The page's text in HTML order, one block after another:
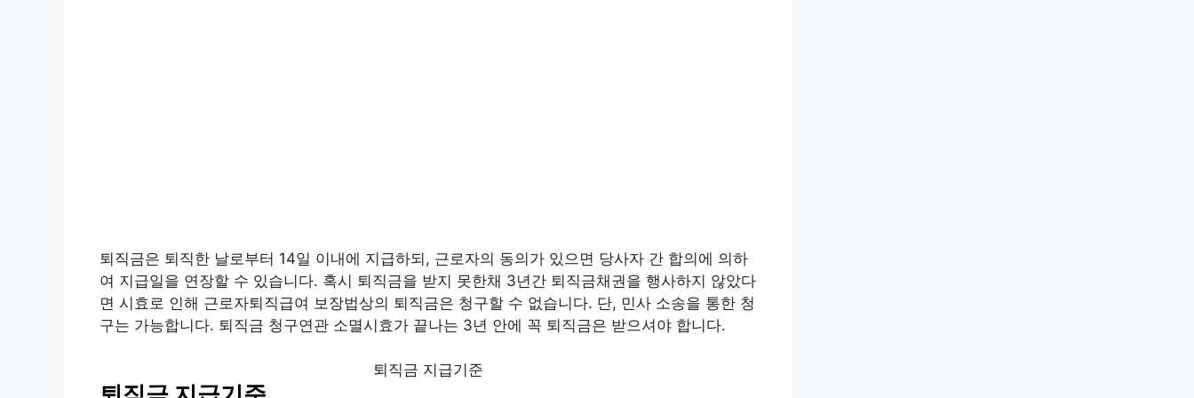
퇴직금은 퇴직한 날로부터 14일 이내에 지급하되, 근로자의 동의가 있으면 당사자 간 합의에 의하
여 지급일을 연장할 수 있습니다. 혹시 퇴직금을 받지 못한채 3년간 퇴직금채권을 행사하지 않았다
면 시효로 인해 근로자퇴직급여 보장법상의 퇴직금은 청구할 수 없습니다. 단, 민사 소송을 통한 청
구는 가능합니다. 퇴직금 청구연관 소멸시효가 끝나는 3년 안에 꼭 퇴직금은 받으셔야 합니다.
퇴직금 지급기준